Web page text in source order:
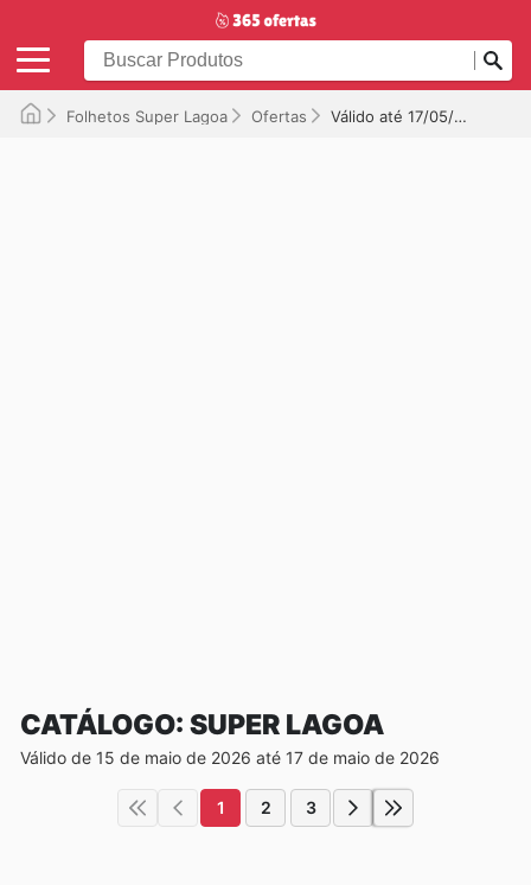
Folhetos Super Lagoa Ofertas Válido até 17/05/2026
CATÁLOGO: SUPER LAGOA
Válido de 15 de maio de 2026 até 17 de maio de 2026
1 2 3